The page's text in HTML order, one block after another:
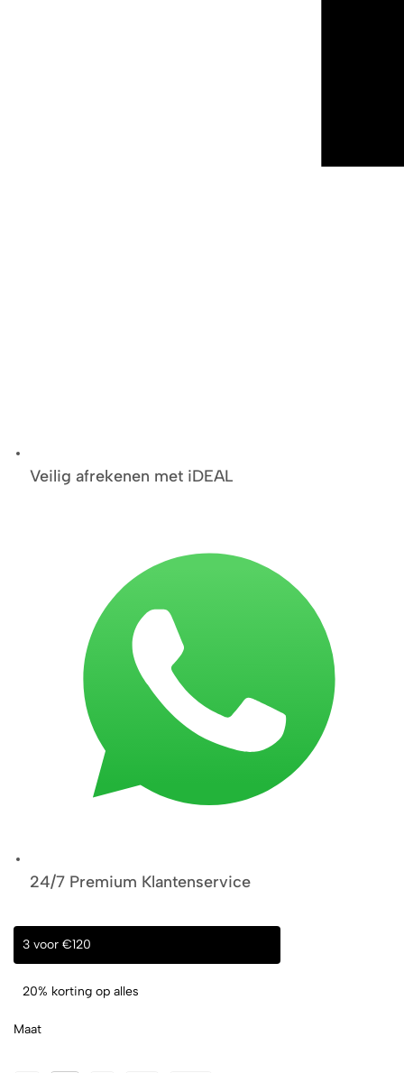
Veilig afrekenen met iDEAL
24/7 Premium Klantenservice
3 voor €120
20% korting op alles
Maat